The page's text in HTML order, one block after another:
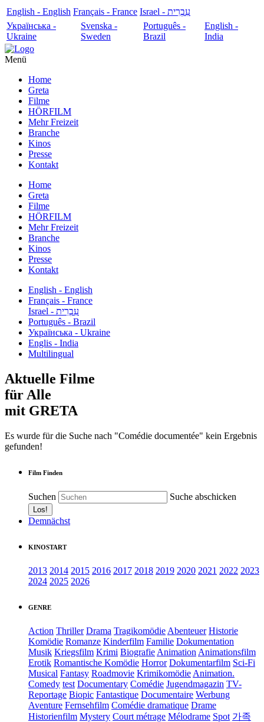
English - English Français - France
עִבְרִית - Israel
Українська -
Ukraine
Svenska -
Sweden
Português -
Brazil
English -
India
Menü
Home
Greta
Filme
HÖRFILM
Mehr Freizeit
Branche
Kinos
Presse
Kontakt
Home
Greta
Filme
HÖRFILM
Mehr Freizeit
Branche
Kinos
Presse
Kontakt
English - English
Français - France
עִבְרִית - Israel
Português - Brazil
Українська - Ukraine
Englis - India
Multilingual
Aktuelle Filme
für Alle
mit GRETA
Es wurde für die Suche nach "Comédie documentée" kein Ergebnis
gefunden!
Film Finden
Suchen Suche abschicken
Demnächst
KINOSTART
2013 2014 2015 2016 2017 2018 2019 2020 2021 2022 2023
2024 2025 2026
GENRE
Action Thriller Drama Tragikomödie Abenteuer Historie
Komödie Romanze Kinderfilm Familie Dokumentation
Musik Kriegsfilm Krimi Biografie Animation Animationsfilm
Erotik Romantische Komödie Horror Dokumentarfilm Sci-Fi
Musical Fantasy Roadmovie Krimikomödie Animation.
Comedy test Documentary Comédie Jugendmagazin TV-
Reportage Biopic Fantastique Documentaire Werbung
Aventure Fernsehfilm Comédie dramatique Drame
Historienfilm Mystery Court métrage Mélodrame Spot 가족